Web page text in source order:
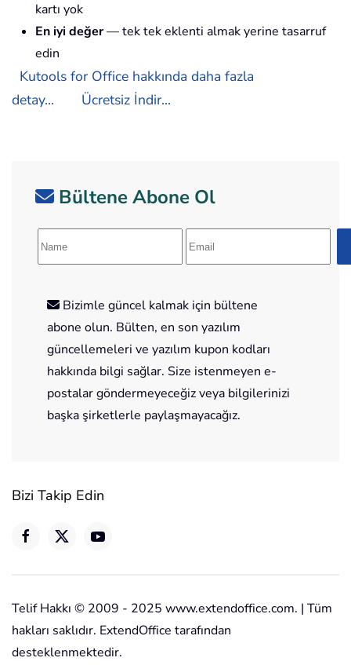
kartı yok
En iyi değer— tek tek eklenti almak yerine tasarruf
edin
Kutools for Office hakkında daha fazla
detay...
Ücretsiz İndir...
Bültene Abone Ol
Bizimle güncel kalmak için bültene
abone olun. Bülten, en son yazılım
güncellemeleri ve yazılım kupon kodları
hakkında bilgi sağlar. Size istenmeyen e-
postalar göndermeyeceğiz veya bilgilerinizi
başka şirketlerle paylaşmayacağız.
Bizi Takip Edin
Telif Hakkı © 2009 - 2025 www.extendoffice.com. | Tüm
hakları saklıdır. ExtendOffice tarafından
desteklenmektedir.